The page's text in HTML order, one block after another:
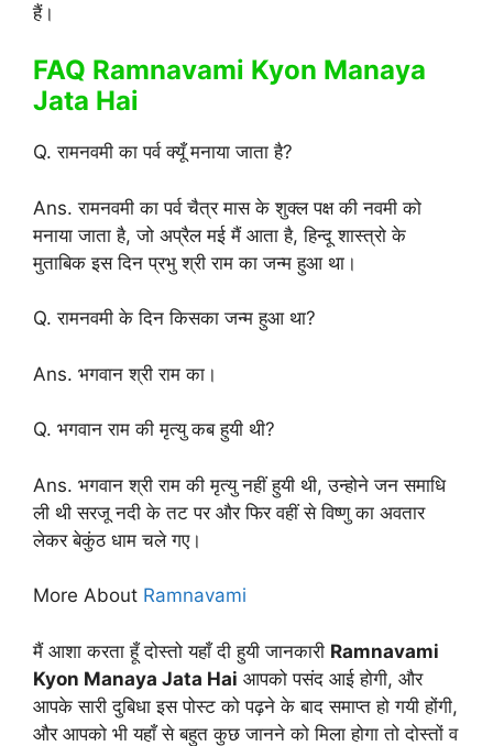
हैं।
FAQ Ramnavami Kyon Manaya
Jata Hai
Q. रामनवमी का पर्व क्यूँ मनाया जाता है?
Ans. रामनवमी का पर्व चैत्र मास के शुक्ल पक्ष की नवमी को
मनाया जाता है, जो अप्रैल मई मैं आता है, हिन्दू शास्त्रो के
मुताबिक इस दिन प्रभु श्री राम का जन्म हुआ था।
Q. रामनवमी के दिन किसका जन्म हुआ था?
Ans. भगवान श्री राम का।
Q. भगवान राम की मृत्यु कब हुयी थी?
Ans. भगवान श्री राम की मृत्यु नहीं हुयी थी, उन्होने जन समाधि
ली थी सरजू नदी के तट पर और फिर वहीं से विष्णु का अवतार
लेकर बेकुंठ धाम चले गए।
More About Ramnavami
मैं आशा करता हूँ दोस्तो यहाँ दी हुयी जानकारी Ramnavami
Kyon Manaya Jata Hai आपको पसंद आई होगी, और
आपके सारी दुबिधा इस पोस्ट को पढ़ने के बाद समाप्त हो गयी होंगी,
और आपको भी यहाँ से बहुत कुछ जानने को मिला होगा तो दोस्तों व